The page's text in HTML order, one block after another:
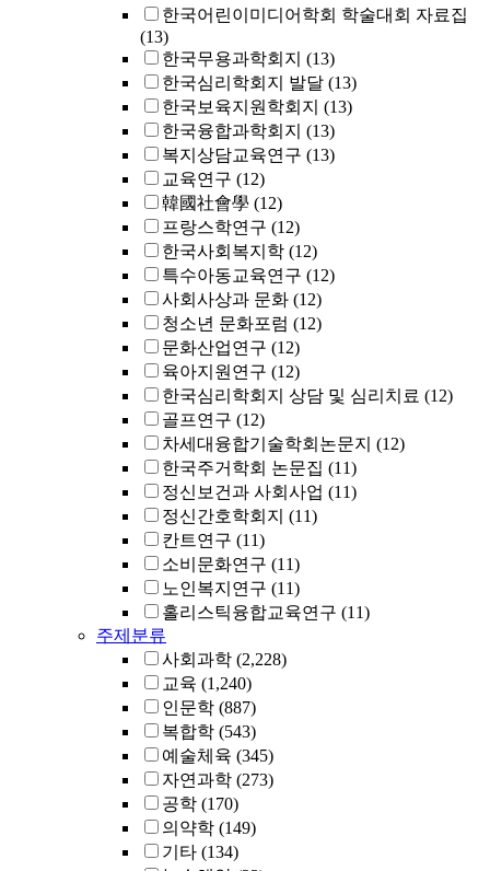
한국어린이미디어학회 학술대회 자료집
(13)
한국무용과학회지 (13)
한국심리학회지 발달 (13)
한국보육지원학회지 (13)
한국융합과학회지 (13)
복지상담교육연구 (13)
교육연구 (12)
韓國社會學 (12)
프랑스학연구 (12)
한국사회복지학 (12)
특수아동교육연구 (12)
사회사상과 문화 (12)
청소년 문화포럼 (12)
문화산업연구 (12)
육아지원연구 (12)
한국심리학회지 상담 및 심리치료 (12)
골프연구 (12)
차세대융합기술학회논문지 (12)
한국주거학회 논문집 (11)
정신보건과 사회사업 (11)
정신간호학회지 (11)
칸트연구 (11)
소비문화연구 (11)
노인복지연구 (11)
홀리스틱융합교육연구 (11)
주제분류
사회과학 (2,228)
교육 (1,240)
인문학 (887)
복합학 (543)
예술체육 (345)
자연과학 (273)
공학 (170)
의약학 (149)
기타 (134)